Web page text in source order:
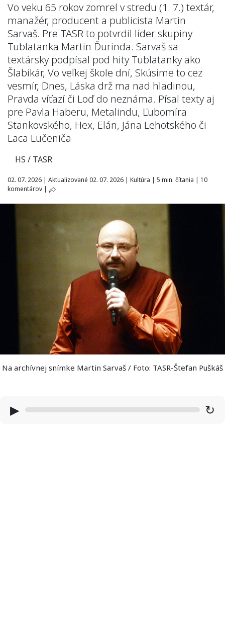
Vo veku 65 rokov zomrel v stredu (1. 7.) textár,
manažér, producent a publicista Martin
Sarvaš. Pre TASR to potvrdil líder skupiny
Tublatanka Martin Ďurinda. Sarvaš sa
textársky podpísal pod hity Tublatanky ako
Šlabikár, Vo veľkej škole dní, Skúsime to cez
vesmír, Dnes, Láska drž ma nad hladinou,
Pravda víťazí či Loď do neznáma. Písal texty aj
pre Pavla Haberu, Metalindu, Ľubomíra
Stankovského, Hex, Elán, Jána Lehotského či
Laca Lučeniča
HS / TASR
02. 07. 2026 | Aktualizované 02. 07. 2026 | Kultúra | 5 min. čítania | 10
komentárov |
Na archívnej snímke Martin Sarvaš / Foto: TASR-Štefan Puškáš
▶ ↻